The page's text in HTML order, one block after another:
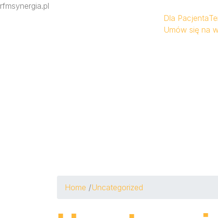
rfmsynergia.pl
Dla Pacjenta
Umów się na
Home /Uncategorized